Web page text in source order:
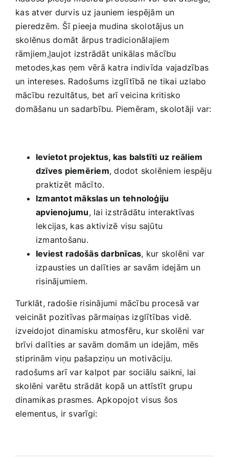
Sports, tūrisms un atpūta
TV un Sadzīves tehnika
Zoo preces
⁢kas atver durvis uz jauniem iespējām un⁢
pieredzēm. Šī pieeja mudina skolotājus un
skolēnus domāt ārpus tradicionālajiem‌
rāmjiem,ļaujot izstrādāt unikālas mācību
metodes,kas‌ ņem vērā katra indivīda vajadzības
un intereses. Radošums ‍izglītībā ne tikai uzlabo
mācību rezultātus,​ bet arī veicina kritisko
⁣domāšanu un sadarbību. Piemēram, skolotāji var:
Ievietot projektus, kas balstīti uz reāliem
dzīves piemēriem, ​dodot skolēniem​ iespēju‍
praktizēt ⁣mācīto.
Izmantot mākslas un tehnoloģiju
apvienojumu, ‌lai izstrādātu interaktīvas ​
lekcijas, kas aktivizē visu sajūtu‍
izmantošanu.
Ieviest⁣ radošās darbnīcas, kur skolēni ‍var
izpausties un dalīties ar savām idejām un
risinājumiem.
Turklāt, radošie risinājumi mācību procesā var
veicināt ⁣pozitīvas pārmaiņas izglītības ⁣vidē.
izveidojot ⁤dinamisku⁤ atmosfēru, kur⁣ skolēni⁢ var
brīvi dalīties ar savām ‌domām un idejām, mēs
stiprinām viņu pašapziņu un motivāciju.
radošums arī var kalpot ⁢par sociālu saikni, lai
skolēni varētu strādāt kopā un attīstīt grupu
dinamikas prasmes.⁤ Apkopojot visus ⁤šos
‍elementus, ir svarīgi: